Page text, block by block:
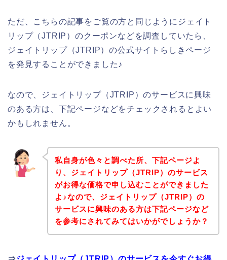
ただ、こちらの記事をご覧の方と同じようにジェイト
リップ（JTRIP）のクーポンなどを調査していたら、
ジェイトリップ（JTRIP）の公式サイトらしきページ
を発見することができました♪
なので、ジェイトリップ（JTRIP）のサービスに興味
のある方は、下記ページなどをチェックされるとよい
かもしれません。
私自身が色々と調べた所、下記ページよ
り、ジェイトリップ（JTRIP）のサービス
がお得な価格で申し込むことができました
よ♪なので、ジェイトリップ（JTRIP）の
サービスに興味のある方は下記ページなど
を参考にされてみてはいかがでしょうか？